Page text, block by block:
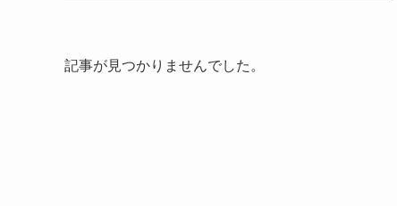
記事が見つかりませんでした。